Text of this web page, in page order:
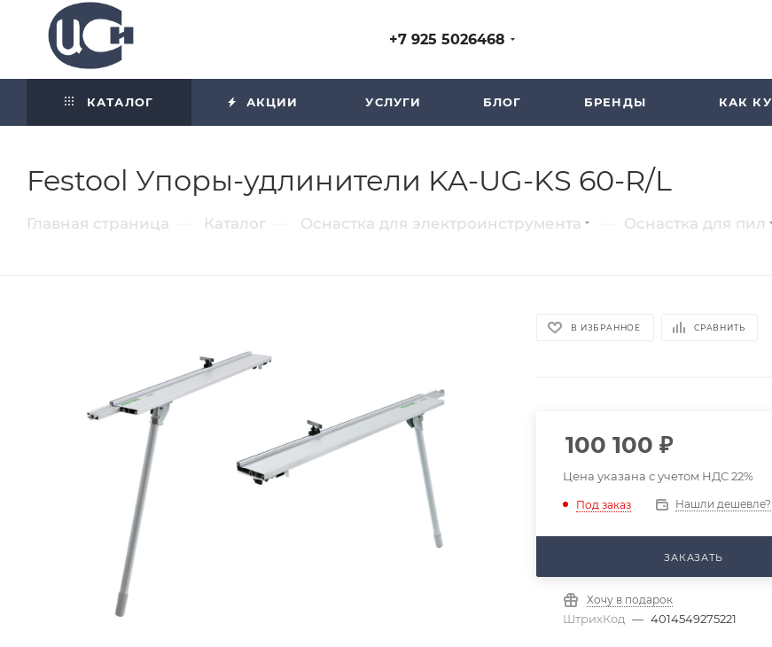
+7 925 5026468
КАТАЛОГ АКЦИИ УСЛУГИ БЛОГ БРЕНДЫ КАК
Festool Упоры-удлинители KA-UG-KS 60-R/L
Главная страница Каталог Оснастка для электроинструмента Оснастка для пил
В ИЗБРАННОЕ СРАВНИТЬ
100 100 ₽
Цена указана с учетом НДС 22%
Под заказ Нашли дешевле?
ЗАКАЗАТЬ
Хочу в подарок
ШтрихКод — 4014549275221